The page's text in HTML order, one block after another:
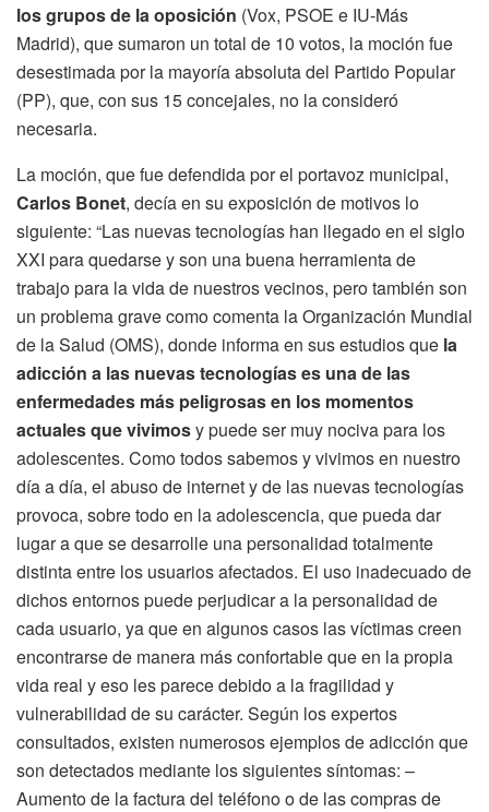
los grupos de la oposición (Vox, PSOE e IU-Más
Madrid), que sumaron un total de 10 votos, la moción fue
desestimada por la mayoría absoluta del Partido Popular
(PP), que, con sus 15 concejales, no la consideró
necesaria.
La moción, que fue defendida por el portavoz municipal,
Carlos Bonet, decía en su exposición de motivos lo
siguiente: “Las nuevas tecnologías han llegado en el siglo
XXI para quedarse y son una buena herramienta de
trabajo para la vida de nuestros vecinos, pero también son
un problema grave como comenta la Organización Mundial
de la Salud (OMS), donde informa en sus estudios que la
adicción a las nuevas tecnologías es una de las
enfermedades más peligrosas en los momentos
actuales que vivimosy puede ser muy nociva para los
adolescentes. Como todos sabemos y vivimos en nuestro
día a día, el abuso de internet y de las nuevas tecnologías
provoca, sobre todo en la adolescencia, que pueda dar
lugar a que se desarrolle una personalidad totalmente
distinta entre los usuarios afectados. El uso inadecuado de
dichos entornos puede perjudicar a la personalidad de
cada usuario, ya que en algunos casos las víctimas creen
encontrarse de manera más confortable que en la propia
vida real y eso les parece debido a la fragilidad y
vulnerabilidad de su carácter. Según los expertos
consultados, existen numerosos ejemplos de adicción que
son detectados mediante los siguientes síntomas: –
Aumento de la factura del teléfono o de las compras de